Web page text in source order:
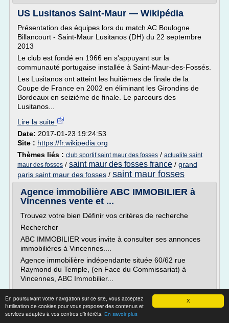
X
En poursuivant votre navigation sur ce site, vous acceptez
l'utilisation de cookies pour vous proposer des contenus et
services adaptés à vos centres d'intérêts. En savoir plus
US Lusitanos Saint-Maur — Wikipédia
Présentation des équipes lors du match AC Boulogne
Billancourt - Saint-Maur Lusitanos (DH) du 22 septembre
2013
Le club est fondé en 1966 en s'appuyant sur la
communauté portugaise installée à Saint-Maur-des-Fossés.
Les Lusitanos ont atteint les huitièmes de finale de la
Coupe de France en 2002 en éliminant les Girondins de
Bordeaux en seizième de finale. Le parcours des
Lusitanos...
Lire la suite
Date: 2017-01-23 19:24:53
Site : https://fr.wikipedia.org
Thèmes liés : club sportif saint maur des fosses / actualite saint
maur des fosses / saint maur des fosses france / grand
paris saint maur des fosses / saint maur fosses
Agence immobilière ABC IMMOBILIER à
Vincennes vente et ...
Trouvez votre bien Définir vos critères de recherche
Rechercher
ABC IMMOBILIER vous invite à consulter ses annonces
immobilières à Vincennes....
Agence immobilière indépendante située 60/62 rue
Raymond du Temple, (en Face du Commissariat) à
Vincennes, ABC Immobilier...
Site :http://www.abcimmobilier.net